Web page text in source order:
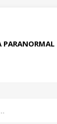
PARANORMAL